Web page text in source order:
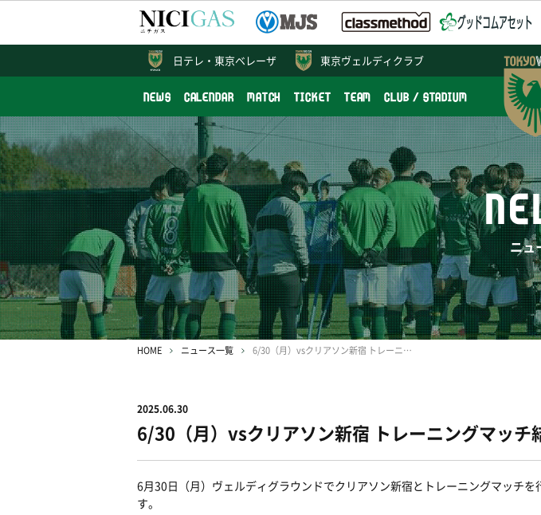
東京ヴェルディクラブ
NEWS CALENDAR MATCH TICKET TEAM CLUB / STADIUM
日テレ・ 東京ベレーザ
ニュ
HOME ニュース一覧 6/30（月）vsクリアソン新宿 トレーニングマッチ結果
2025.06.30
6/30（月）vsクリアソン新宿 トレーニングマッチ
6月30日（月）ヴェルディグラウンドでクリアソン新宿とトレーニングマッチを
す。